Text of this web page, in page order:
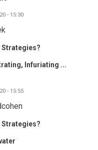
- 15:30
Strategies?
Infuriating ...
- 15:55
Strategies?